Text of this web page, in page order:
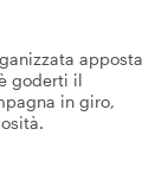
apposta
goderti il
in giro,